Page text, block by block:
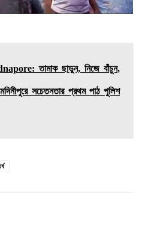
তামাক ছাড়ুন, নিজে বাঁচুন,
সচেতনতার প্রথম পাঠ পুলিশ